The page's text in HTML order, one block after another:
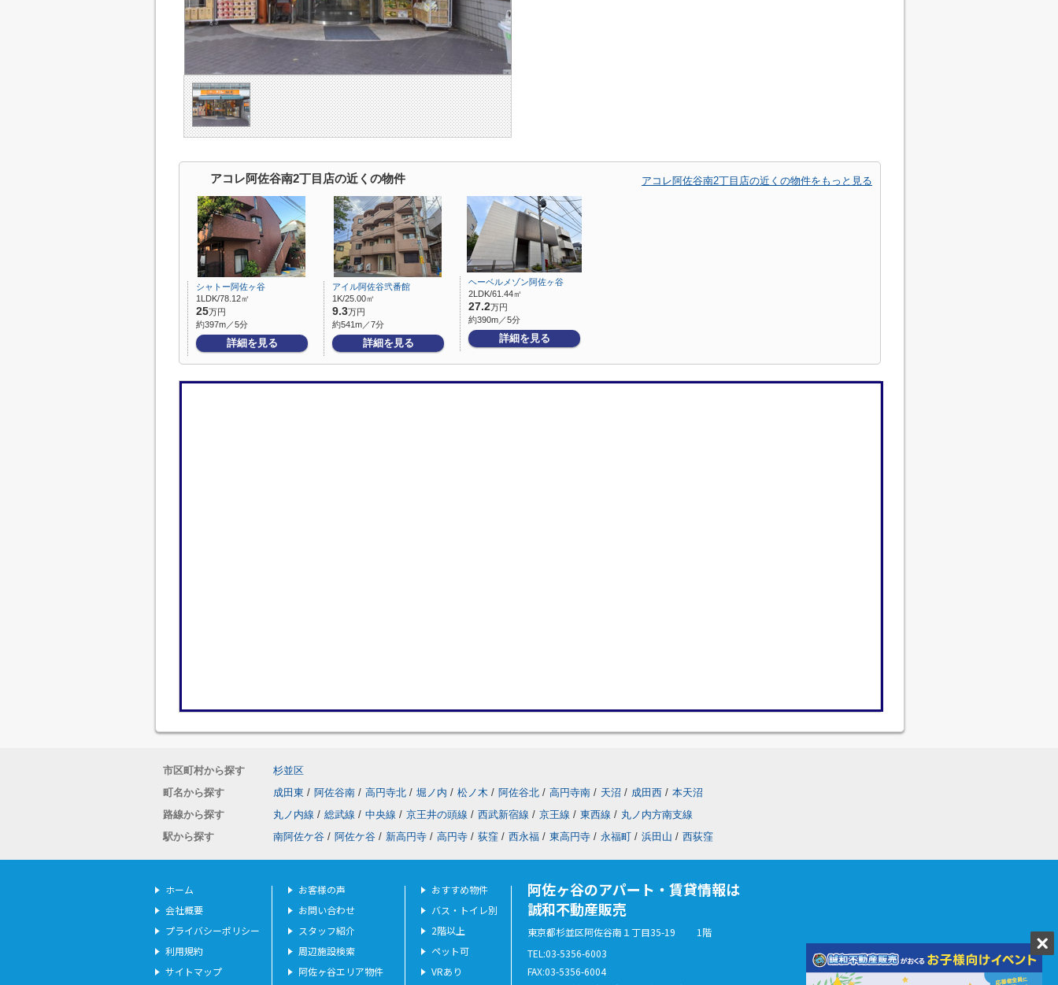
アコレ阿佐谷南2丁目店の近くの物件 アコレ阿佐谷南2丁目店の近くの物件をもっと見る
シャトー阿佐ヶ谷
1LDK/78.12㎡
25万円
約397m／5分
詳細を見る
アイル阿佐谷弐番館
1K/25.00㎡
9.3万円
約541m／7分
詳細を見る
ヘーベルメゾン阿佐ヶ谷
2LDK/61.44㎡
27.2万円
約390m／5分
詳細を見る
市区町村から探す
杉並区
町名から探す
成田東 / 阿佐谷南 / 高円寺北 / 堀ノ内 / 松ノ木 / 阿佐谷北 / 高円寺南 / 天沼 / 成田西 / 本天沼
路線から探す
丸ノ内線 / 総武線 / 中央線 / 京王井の頭線 / 西武新宿線 / 京王線 / 東西線 / 丸ノ内方南支線
駅から探す
南阿佐ケ谷 / 阿佐ケ谷 / 新高円寺 / 高円寺 / 荻窪 / 西永福 / 東高円寺 / 永福町 / 浜田山 / 西荻窪
ホーム
会社概要
プライバシーポリシー
利用規約
サイトマップ
お客様の声
お問い合わせ
スタッフ紹介
周辺施設検索
阿佐ヶ谷エリア物件
おすすめ物件
バス・トイレ別
2階以上
ペット可
VRあり
阿佐ヶ谷のアパート・賃貸情報は
誠和不動産販売
東京都杉並区阿佐谷南１丁目35-19 1階
TEL:03-5356-6003
FAX:03-5356-6004